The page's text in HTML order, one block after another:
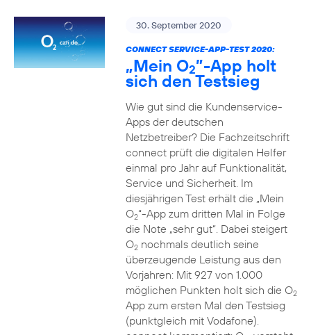
30. September 2020
CONNECT SERVICE-APP-TEST 2020:
„Mein O2”-App holt
sich den Testsieg
Wie gut sind die Kundenservice-
Apps der deutschen
Netzbetreiber? Die Fachzeitschrift
connect prüft die digitalen Helfer
einmal pro Jahr auf Funktionalität,
Service und Sicherheit. Im
diesjährigen Test erhält die „Mein
O2“-App zum dritten Mal in Folge
die Note „sehr gut“. Dabei steigert
O2nochmals deutlich seine
überzeugende Leistung aus den
Vorjahren: Mit 927 von 1.000
möglichen Punkten holt sich die O2
App zum ersten Mal den Testsieg
(punktgleich mit Vodafone).